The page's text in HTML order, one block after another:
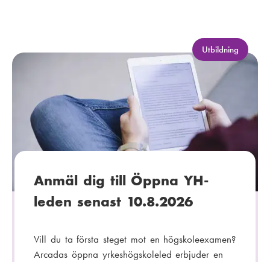
Anmäl dig till Öppna YH-
leden senast 10.8.2026
Vill du ta första steget mot en högskoleexamen?
Arcadas öppna yrkeshögskoleled erbjuder en
K
a
g
o
r
Utbildning